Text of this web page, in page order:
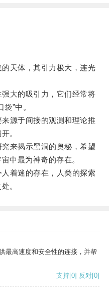
天体，其引力极大，连光
大的吸引力，它们经常将
”中。
源于间接的观测和理论推
。
来揭示黑洞的奥秘，希望
中最为神奇的存在。
着迷的存在，人类的探索
。
最高速度和安全性的连接，并帮
支持[0] 反对[0]